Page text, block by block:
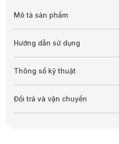
Mô tả sản phẩm
Hướng dẫn sử dụng
Thông số kỹ thuật
Đổi trả và vận chuyển